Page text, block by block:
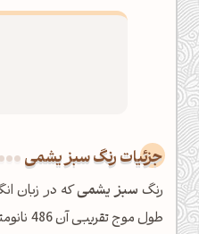
جزئیات رنگ سبز یشمی
رنگسبز یشمیکه در زبان
طول موج تقریبی آن 486 نانومتر بوده و با مقدار 189 درجه Hue، در خانواده